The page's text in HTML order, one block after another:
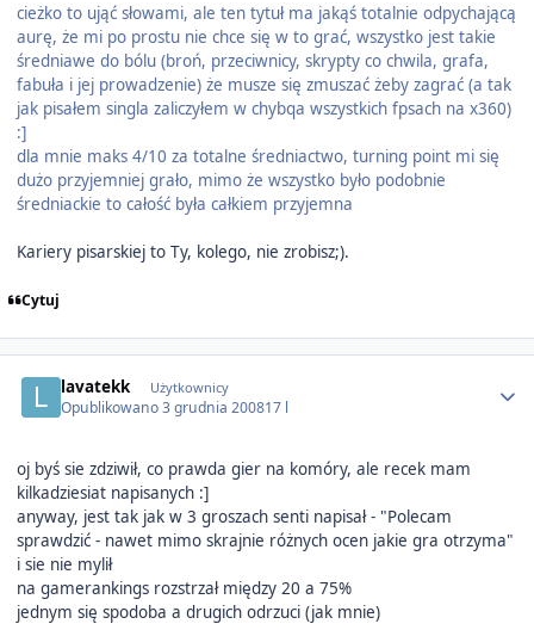
cieżko to ująć słowami, ale ten tytuł ma jakąś totalnie odpychającą
aurę, że mi po prostu nie chce się w to grać, wszystko jest takie
średniawe do bólu (broń, przeciwnicy, skrypty co chwila, grafa,
fabuła i jej prowadzenie) że musze się zmuszać żeby zagrać (a tak
jak pisałem singla zaliczyłem w chybqa wszystkich fpsach na x360)
:]
dla mnie maks 4/10 za totalne średniactwo, turning point mi się
dużo przyjemniej grało, mimo że wszystko było podobnie
średniackie to całość była całkiem przyjemna
Kariery pisarskiej to Ty, kolego, nie zrobisz;).
Cytuj
lavatekk Użytkownicy
Opublikowano3 grudnia 200817 l
oj byś sie zdziwił, co prawda gier na komóry, ale recek mam
kilkadziesiat napisanych :]
anyway, jest tak jak w 3 groszach senti napisał - "Polecam
sprawdzić - nawet mimo skrajnie różnych ocen jakie gra otrzyma"
i sie nie mylił
na gamerankings rozstrzał między 20 a 75%
jednym się spodoba a drugich odrzuci (jak mnie)